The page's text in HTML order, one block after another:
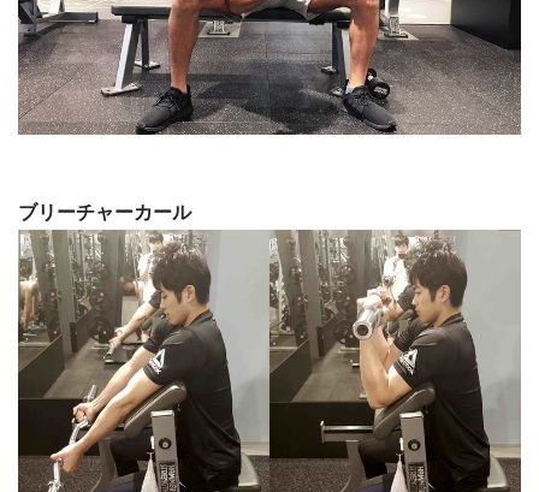
ブリーチャーカール